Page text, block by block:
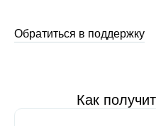
Обратиться в поддержку
Как